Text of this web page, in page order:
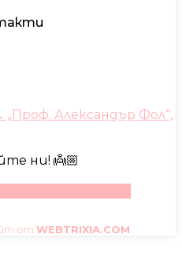
„Проф. Александър Фол“,
ни! 👼🏼
от WEBTRIXIA.COM